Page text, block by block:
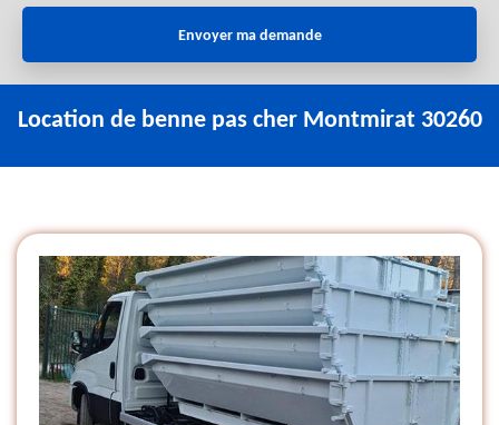
Location de benne pas cher Montmirat 30260